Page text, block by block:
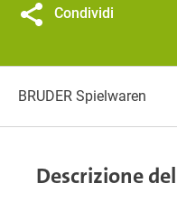
Condividi
BRUDER Spielwaren
Descrizione